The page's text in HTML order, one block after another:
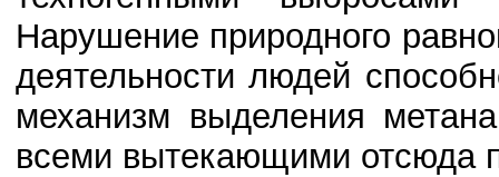
Нарушение природного
деятельности людей
механизм выделения
всеми вытекающими отсюда